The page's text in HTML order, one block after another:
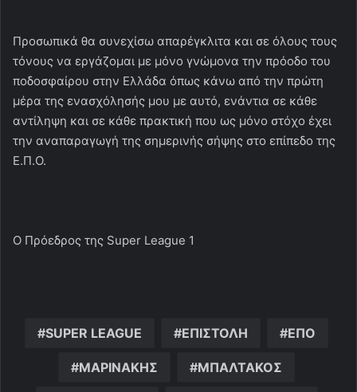
Προσωπικά θα συνεχίσω απαρέγκλιτα και σε όλους τους
τόνους να εργάζομαι με μόνο γνώμονα την πρόοδο του
ποδοσφαίρου στην Ελλάδα όπως κάνω από την πρώτη
μέρα της ενασχόλησής μου με αυτό, ενάντια σε κάθε
αντίληψη και σε κάθε πρακτική που ως μόνο στόχο έχει
την αναπαραγωγή της σημερινής σήψης στο επίπεδο της
Ε.Π.Ο.
Ο Πρόεδρος της Super League 1
SUPER LEAGUE ΕΠΙΣΤΟΛΗ ΕΠΟ
ΜΑΡΙΝΑΚΗΣ ΜΠΑΛΤΑΚΟΣ